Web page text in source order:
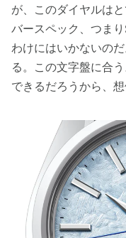
が、このダイヤルは
バースペック、つま
わけにはいかないの
る。この文字盤に合
できるだろうから、